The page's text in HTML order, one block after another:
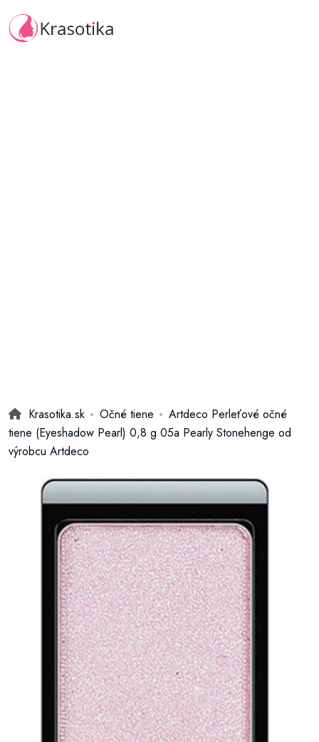
Krasotika.sk Očné tiene
Artdeco Perleťové očné
tiene (Eyeshadow Pearl) 0,8 g 05a Pearly Stonehenge od
výrobcu Artdeco